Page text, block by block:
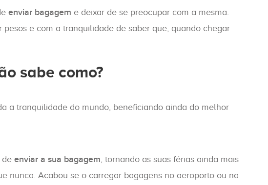
enviar bagagem e deixar de se preocupar com a mesma.
e com a tranquilidade de saber que, quando chegar
sabe como?
a tranquilidade do mundo, beneficiando ainda do melhor
de enviar a sua bagagem, tornando as suas férias ainda mais
nunca. Acabou-se o carregar bagagens no aeroporto ou na